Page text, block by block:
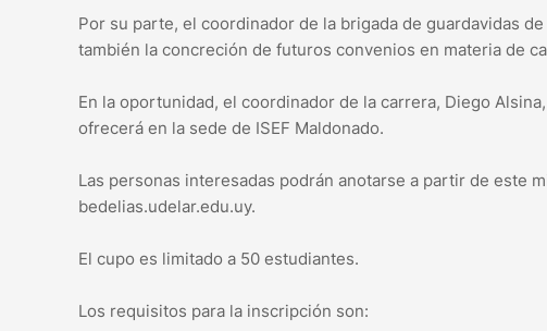
Por su parte, el coordinador de la brigada de guardavidas
también la concreción de futuros convenios en materia de
En la oportunidad, el coordinador de la carrera, Diego
ofrecerá en la sede de ISEF Maldonado.
Las personas interesadas podrán anotarse a partir de este
bedelias.udelar.edu.uy.
El cupo es limitado a 50 estudiantes.
Los requisitos para la inscripción son: